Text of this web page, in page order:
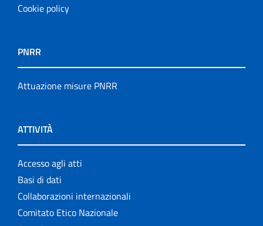
Cookie policy
PNRR
Attuazione misure PNRR
ATTIVITÀ
Accesso agli atti
Basi di dati
Collaborazioni internazionali
Comitato Etico Nazionale